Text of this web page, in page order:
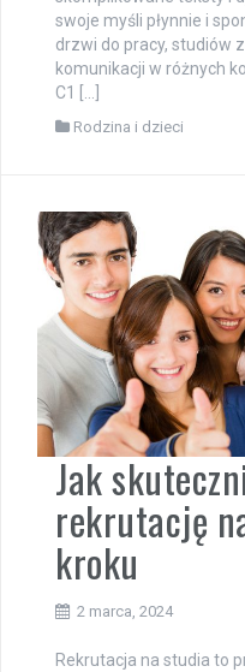
swoje myśli płynnie i
drzwi do pracy, studiów
komunikacji w różnych
C1 […]
Rodzina i dzieci
Jak
rekrutację
kroku
2 marca, 2024
Rekrutacja na studia to